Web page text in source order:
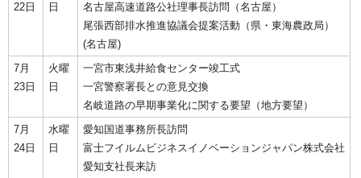
22日
日
名古屋高速道路公社理事長訪問（名古屋）
尾張西部排水推進協議会提案活動（県・東海農政局）
(名古屋)
7月
23日
火曜
日
一宮市東浅井給食センター竣工式
一宮警察署長との意見交換
名岐道路の早期事業化に関する要望（地方要望）
7月
24日
水曜
日
愛知国道事務所長訪問
富士フイルムビジネスイノベーションジャパン株式会社
愛知支社長来訪